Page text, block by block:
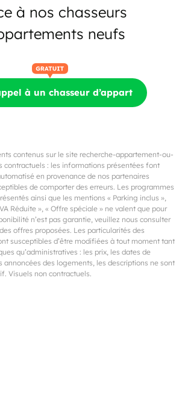
à nos chasseurs
neufs
à un chasseur d’appart
contenus sur le site recherche-appartement-ou-
contractuels : les informations présentées font
en provenance de nos partenaires
de comporter des erreurs. Les programmes
ainsi que les mentions « Parking inclus »,
Réduite », « Offre spéciale » ne valent que pour
n’est pas garantie, veuillez nous consulter
offres proposées. Les particularités des
susceptibles d’être modifiées à tout moment tant
qu’administratives : les prix, les dates de
annoncées des logements, les descriptions ne sont
Visuels non contractuels.